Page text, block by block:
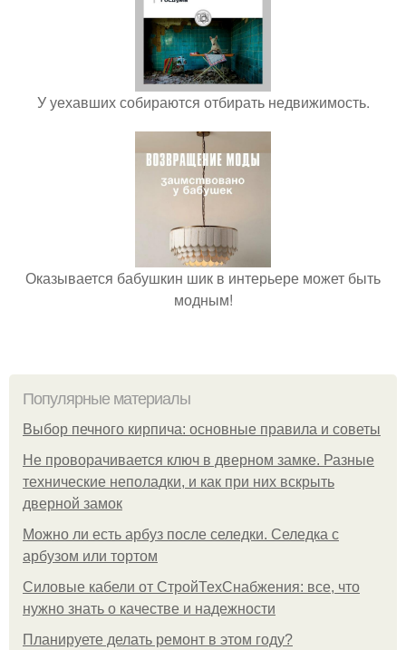
У уехавших собираются отбирать недвижимость.
Оказывается бабушкин шик в интерьере может быть
модным!
Популярные материалы
Выбор печного кирпича: основные правила и советы
Не проворачивается ключ в дверном замке. Разные
технические неполадки, и как при них вскрыть
дверной замок
Можно ли есть арбуз после селедки. Селедка с
арбузом или тортом
Силовые кабели от СтройТехСнабжения: все, что
нужно знать о качестве и надежности
Планируете делать ремонт в этом году?